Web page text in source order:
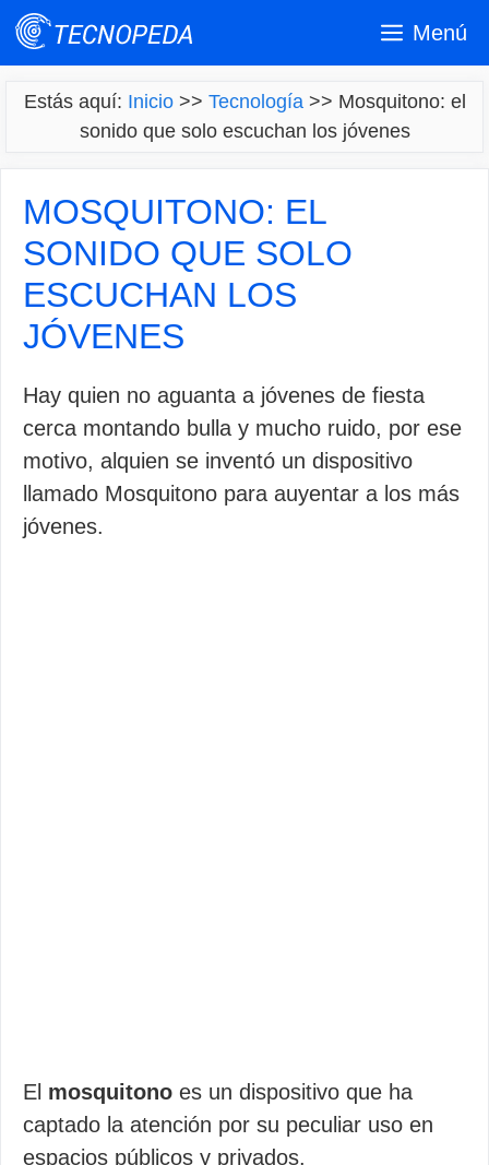
Saltar
Menú
Estás aquí: Inicio>> Tecnología>> Mosquitono: el
sonido que solo escuchan los jóvenes
MOSQUITONO: EL
SONIDO QUE SOLO
ESCUCHAN LOS
JÓVENES
Hay quien no aguanta a jóvenes de fiesta
cerca montando bulla y mucho ruido, por ese
motivo, alquien se inventó un dispositivo
llamado Mosquitono para auyentar a los más
jóvenes.
El mosquitono es un dispositivo que ha
captado la atención por su peculiar uso en
espacios públicos y privados.